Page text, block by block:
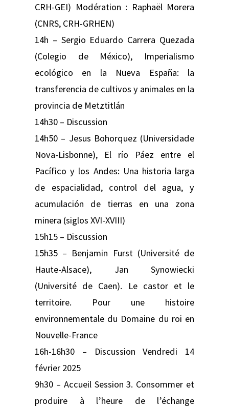
CRH-GEI) Modération : Raphaël Morera
(CNRS, CRH-GRHEN)
14h – Sergio Eduardo Carrera Quezada
(Colegio de México), Imperialismo
ecológico en la Nueva España: la
transferencia de cultivos y animales en la
provincia de Metztitlán
14h30 – Discussion
14h50 – Jesus Bohorquez (Universidade
Nova-Lisbonne), El río Páez entre el
Pacífico y los Andes: Una historia larga
de espacialidad, control del agua, y
acumulación de tierras en una zona
minera (siglos XVI-XVIII)
15h15 – Discussion
15h35 – Benjamin Furst (Université de
Haute-Alsace), Jan Synowiecki
(Université de Caen). Le castor et le
territoire. Pour une histoire
environnementale du Domaine du roi en
Nouvelle-France
16h-16h30 – Discussion Vendredi 14
février 2025
9h30 – Accueil Session 3. Consommer et
produire à l’heure de l’échange